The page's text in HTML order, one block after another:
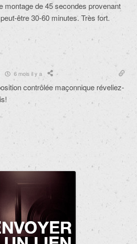
montage de 45 secondes provenant
être 30-60 minutes. Très fort.
6 mois il y a
contrôlée maçonnique réveliez-